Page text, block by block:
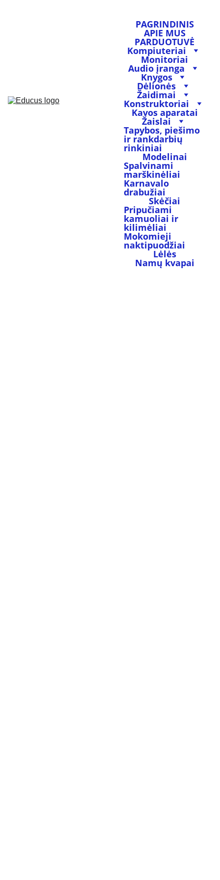
PAGRINDINIS
APIE MUS
PARDUOTUVĖ
Kompiuteriai
Monitoriai
Audio įranga
Knygos
Dėlionės
Žaidimai
Konstruktoriai
Kavos aparatai
Žaislai
Tapybos, piešimo
ir rankdarbių
rinkiniai
Modelinai
Spalvinami
marškinėliai
Karnavalo
drabužiai
Skėčiai
Pripučiami
kamuoliai ir
kilimėliai
Mokomieji
naktipuodžiai
Lėlės
Namų kvapai